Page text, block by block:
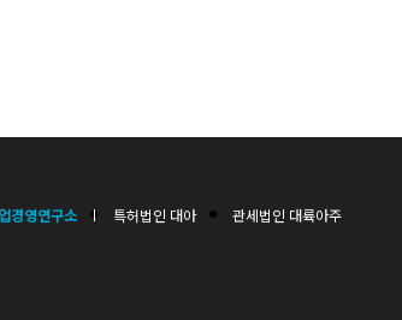
경영연구소 특허법인 대아 관세법인 대륙아주